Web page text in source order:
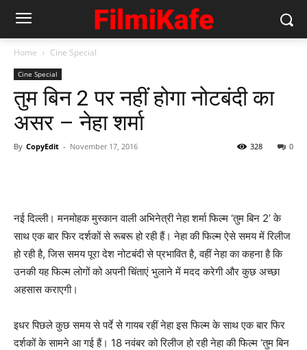
Home Cine Special
Cine Special
तुम बिन 2 पर नहीं होगा नोटबंदी का
असर – नेहा शर्मा
By CopyEdit - November 17, 2016 0
328
नई दिल्ली। मनमोहक मुस्कान वाली अभिनेत्री नेहा शर्मा फिल्म ‘तुम बिन 2’ के
साथ एक बार फिर दर्शकों से रूबरू हो रही हैं। नेहा की फिल्म ऐसे समय में रिलीज
हो रही है, जिस समय पूरा देश नोटबंदी से प्रभावित है, वहीं नेहा का कहना है कि
उनकी यह फिल्म लोगों को अपनी चिंताएं भुलाने में मदद करेगी और कुछ अच्छा
अहसास कराएगी।
इधर पिछले कुछ समय से पर्दे से गायब रहीं नेहा इस फिल्म के साथ एक बार फिर
दर्शकों के सामने आ गई हैं। 18 नवंबर को रिलीज हो रही नेहा की फिल्म ‘तुम बिन